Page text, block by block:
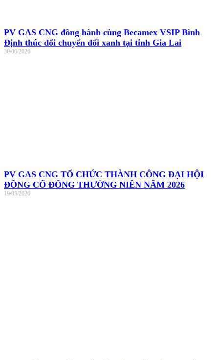
PV GAS CNG đồng hành cùng Becamex VSIP Bình
Định thúc đổi chuyển đổi xanh tại tỉnh Gia Lai
30/06/2026
PV GAS CNG TỔ CHỨC THÀNH CÔNG ĐẠI HỘI
ĐỒNG CỔ ĐÔNG THƯỜNG NIÊN NĂM 2026
19/05/2026